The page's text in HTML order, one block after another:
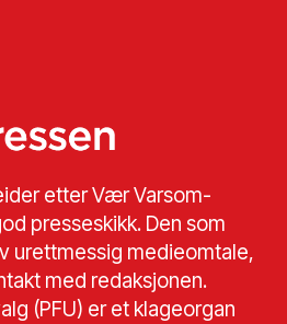
etter Vær Varsom-
presseskikk. Den som
urettmessig medieomtale,
med redaksjonen.
(PFU) er et klageorgan